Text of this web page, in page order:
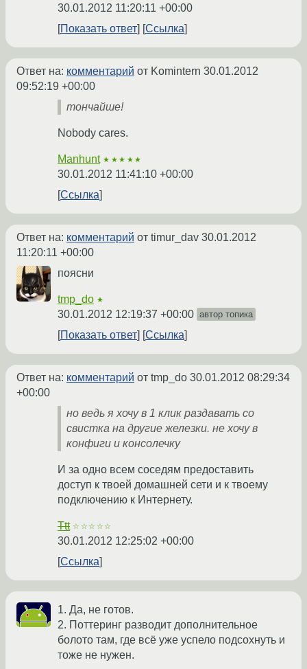
30.01.2012 11:20:11 +00:00
Показать ответ
Ссылка
Ответ на: комментарий от Komintern 30.01.2012
09:52:19 +00:00
тончайше!
Nobody cares.
Manhunt ★★★★★
30.01.2012 11:41:10 +00:00
Ссылка
Ответ на: комментарий от timur_dav 30.01.2012
11:20:11 +00:00
поясни
tmp_do ★
30.01.2012 12:19:37 +00:00 автор топика
Показать ответ Ссылка
Ответ на: комментарий от tmp_do 30.01.2012 08:29:34
+00:00
но ведь я хочу в 1 клик раздавать со
свистка на другие железки. не хочу в
конфиги и консолечку
И за одно всем соседям предоставить
доступ к твоей домашней сети и к твоему
подключению к Интернету.
Ttt ☆☆☆☆☆
30.01.2012 12:25:02 +00:00
Ссылка
1. Да, не готов.
2. Поттеринг разводит дополнительное
болото там, где всё уже успело подсохнуть и
тоже не нужен.